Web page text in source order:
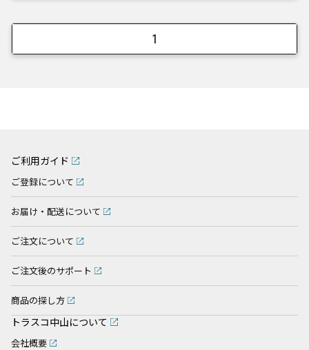
1
ご利用ガイド
ご登録について
お届け・配送について
ご注文について
ご注文後のサポート
商品の探し方
トラスコ中山について
会社概要